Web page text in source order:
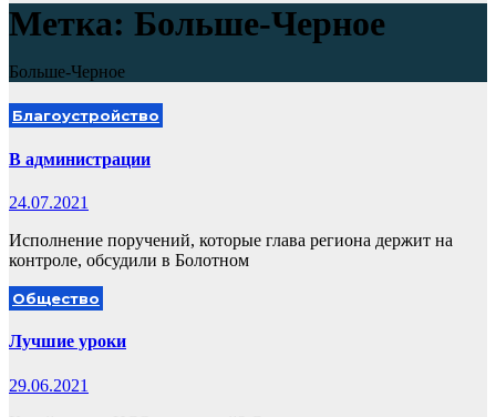
Метка: Больше-Черное
Больше-Черное
Благоустройство
В администрации
24.07.2021
Исполнение поручений, которые глава региона держит на
контроле, обсудили в Болотном
Общество
Лучшие уроки
29.06.2021